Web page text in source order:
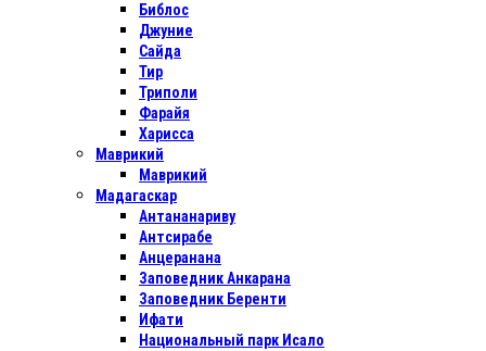
Библос
Джуние
Сайда
Тир
Триполи
Фарайя
Харисса
Маврикий
Маврикий
Мадагаскар
Антананариву
Антсирабе
Анцеранана
Заповедник Анкарана
Заповедник Беренти
Ифати
Национальный парк Исало